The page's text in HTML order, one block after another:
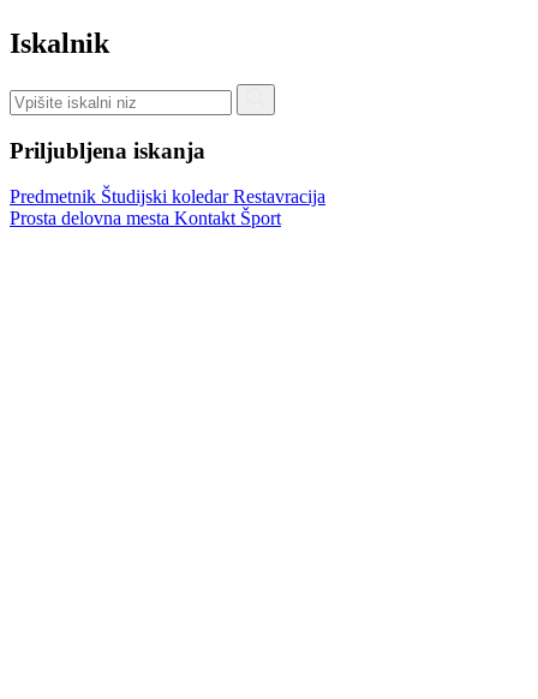
Iskalnik
Priljubljena iskanja
Predmetnik Študijski koledarRestavracija
Prosta delovna mesta Kontakt Šport